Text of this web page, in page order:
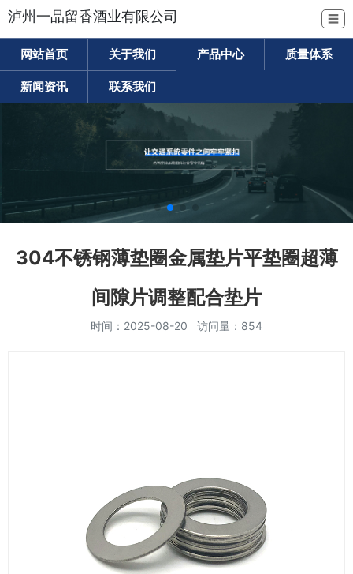
泸州一品留香酒业有限公司 ☰
网站首页 关于我们 产品中心 质量体系
新闻资讯 联系我们
304不锈钢薄垫圈金属垫片平垫圈超薄
间隙片调整配合垫片
时间：2025-08-20 访问量：854